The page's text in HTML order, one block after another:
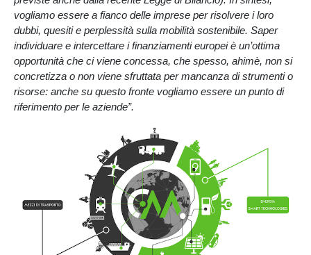
vogliamo essere a fianco delle imprese per risolvere i loro
dubbi, quesiti e perplessità sulla mobilità sostenibile. Saper
individuare e intercettare i finanziamenti europei è un’ottima
opportunità che ci viene concessa, che spesso, ahimè, non si
concretizza o non viene sfruttata per mancanza di strumenti o
risorse: anche su questo fronte vogliamo essere un punto di
riferimento per le aziende”.